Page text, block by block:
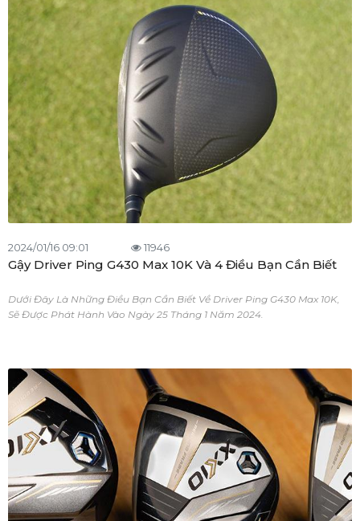
2024/01/16 09:01 11946
Gậy Driver Ping G430 Max 10K Và 4 Điều Bạn Cần Biết
Dưới Đây Là Những Điều Bạn Cần Biết Về Driver Ping G430 Max 10K,
Sẽ Được Phát Hành Vào Ngày 25 Tháng 1 Năm 2024.